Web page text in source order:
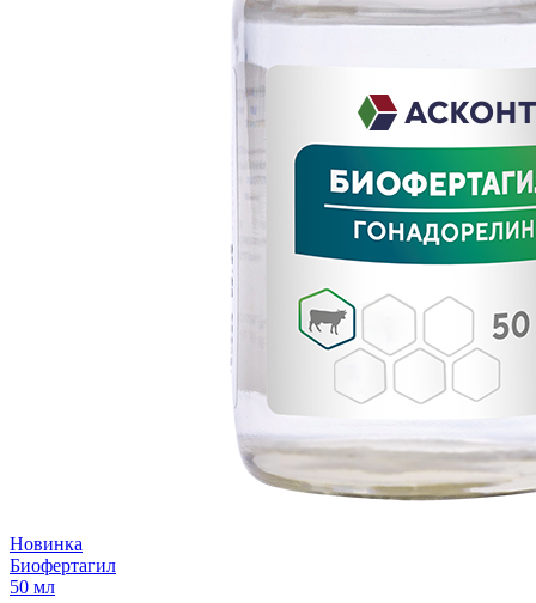
Новинка
Биофертагил
50 мл